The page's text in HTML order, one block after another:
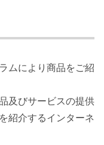
ムにより商品をご紹
及びサービスの提供
紹介するインターネ